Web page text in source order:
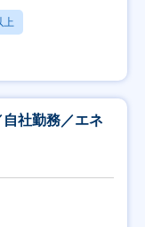
上
社勤務／エネ